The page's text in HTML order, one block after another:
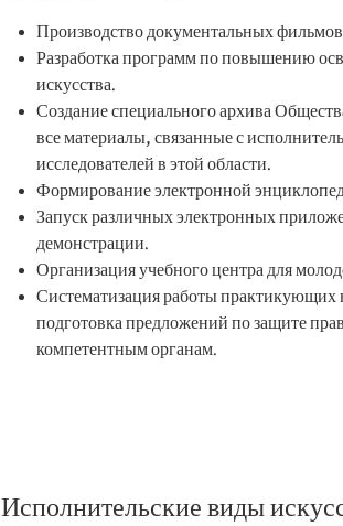
Производство документальных
Разработка программ по повышению
искусства.
Создание специального архива
все материалы, связанные с
исследователей в этой области.
Формирование электронной
Запуск различных электронных
демонстрации.
Организация учебного центра для
Систематизация работы практикующих
подготовка предложений по защите
компетентным органам.
Исполнительские виды